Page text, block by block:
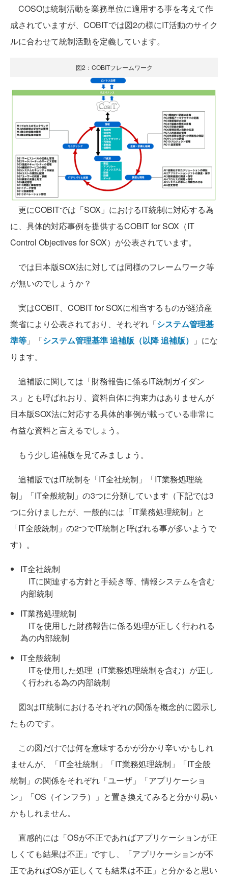
COSOは統制活動を業務単位に適用する事を考えて作
成されていますが、COBITでは図2の様にIT活動のサイク
ルに合わせて統制活動を定義しています。
図2：COBITフレームワーク
更にCOBITでは「SOX」におけるIT統制に対応する為
に、具体的対応事例を提供するCOBIT for SOX（IT
Control Objectives for SOX）が公表されています。
では日本版SOX法に対しては同様のフレームワーク等
が無いのでしょうか？
実はCOBIT、COBIT for SOXに相当するものが経済産
業省により公表されており、それぞれ「システム管理基
準等 」「システム管理基準 追補版（以降 追補版）
」にな
ります。
追補版に関しては「財務報告に係るIT統制ガイダン
ス」とも呼ばれおり、資料自体に拘束力はありませんが
日本版SOX法に対応する具体的事例が載っている非常に
有益な資料と言えるでしょう。
もう少し追補版を見てみましょう。
追補版ではIT統制を「IT全社統制」「IT業務処理統
制」「IT全般統制」の3つに分類しています（下記では3
つに分けましたが、一般的には「IT業務処理統制」と
「IT全般統制」の2つでIT統制と呼ばれる事が多いようで
す）。
IT全社統制
ITに関連する方針と手続き等、情報システムを含む
内部統制
IT業務処理統制
ITを使用した財務報告に係る処理が正しく行われる
為の内部統制
IT全般統制
ITを使用した処理（IT業務処理統制を含む）が正し
く行われる為の内部統制
図3はIT統制におけるそれぞれの関係を概念的に図示し
たものです。
この図だけでは何を意味するかが分かり辛いかもしれ
ませんが、「IT全社統制」「IT業務処理統制」「IT全般
統制」の関係をそれぞれ「ユーザ」「アプリケーショ
ン」「OS（インフラ）」と置き換えてみると分かり易い
かもしれません。
直感的には「OSが不正であればアプリケーションが正
しくても結果は不正」ですし、「アプリケーションが不
正であればOSが正しくても結果は不正」と分かると思い